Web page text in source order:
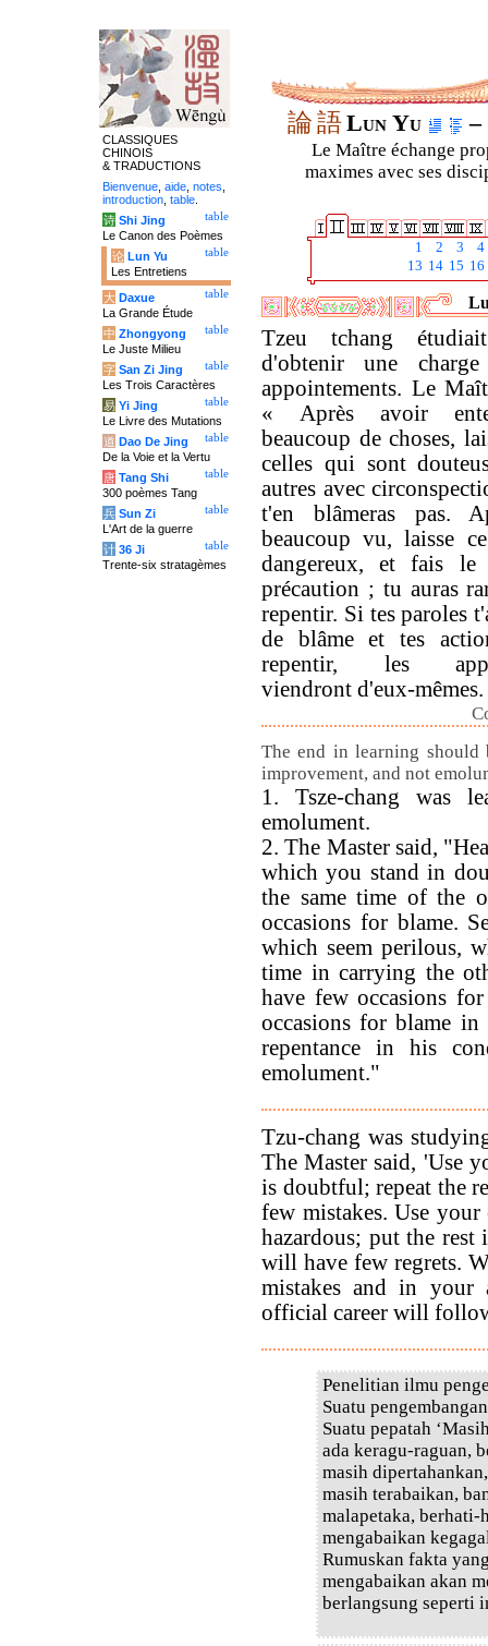
論語Lun Yu –
Le Maître échange
maximes avec ses
1 2 3
4
13 14 15 16
Tzeu tchang
d'obtenir une
appointements. Le
« Après avoir
beaucoup de choses,
celles qui sont
autres avec
t'en blâmeras pas.
beaucoup vu, laisse
dangereux, et fais le
précaution ; tu auras
repentir. Si tes paroles
de blâme et tes
repentir, les
viendront d'eux-mêmes.
The end in learning should
improvement, and not
1. Tsze-chang was
emolument.
2. The Master said,
which you stand in
the same time of the
occasions for blame.
which seem perilous,
time in carrying the
have few occasions
occasions for blame
repentance in his
emolument."
Tzu-chang was
The Master said, 'Use
is doubtful; repeat the
few mistakes. Use
hazardous; put the
will have few regrets.
mistakes and in your
official career will
Penelitian ilmu
Suatu
Suatu pepatah
ada keragu-raguan,
masih
masih terabaikan,
malapetaka, berhati-
mengabaikan
Rumuskan fakta
mengabaikan akan
berlangsung seperti
CLASSIQUES
CHINOIS
& TRADUCTIONS
Bienvenue aide notes
introduction table
table
诗 Shi Jing
Le Canon des Poèmes
table
论 Lun Yu
Les Entretiens
table
大 Daxue
La Grande Étude
table
中 Zhongyong
Le Juste Milieu
table
字 San Zi Jing
Les Trois Caractères
table
易 Yi Jing
Le Livre des Mutations
table
道 Dao De Jing
De la Voie et la Vertu
table
唐 Tang Shi
300 poèmes Tang
table
兵 Sun Zi
L'Art de la guerre
table
计 36 Ji
Trente-six stratagèmes